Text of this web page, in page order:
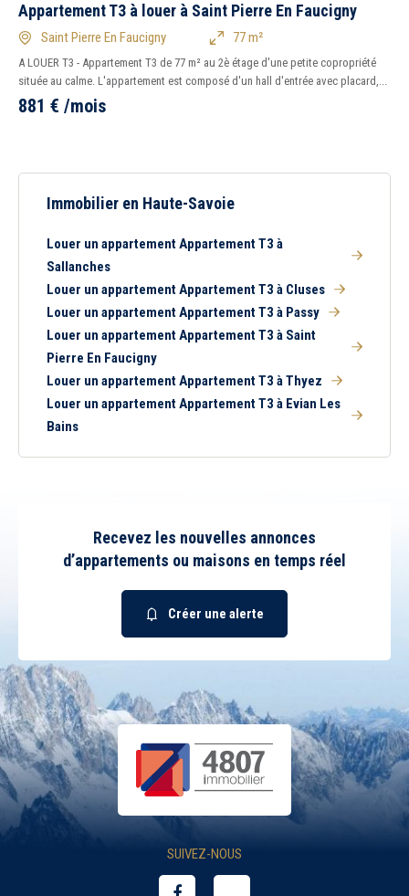
Appartement T3 à louer à Saint Pierre En Faucigny
Saint Pierre En Faucigny 77 m²
A LOUER T3 - Appartement T3 de 77 m² au 2è étage d'une petite copropriété
située au calme. L'appartement est composé d'un hall d'entrée avec placard,...
881 € /mois
Immobilier en Haute-Savoie
Louer un appartement Appartement T3 à
Sallanches
Louer un appartement Appartement T3 à Cluses
Louer un appartement Appartement T3 à Passy
Louer un appartement Appartement T3 à Saint
Pierre En Faucigny
Louer un appartement Appartement T3 à Thyez
Louer un appartement Appartement T3 à Evian Les
Bains
Recevez les nouvelles annonces
d’appartements ou maisons en temps réel
Créer une alerte
SUIVEZ-NOUS